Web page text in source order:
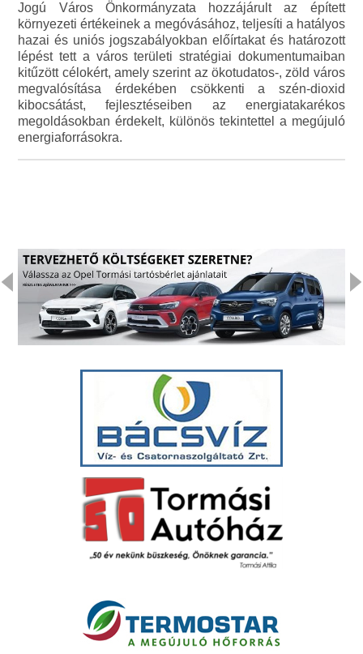
Jogú Város Önkormányzata hozzájárult az épített
környezeti értékeinek a megóvásához, teljesíti a hatályos
hazai és uniós jogszabályokban előírtakat és határozott
lépést tett a város területi stratégiai dokumentumaiban
kitűzött célokért, amely szerint az ökotudatos-, zöld város
megvalósítása érdekében csökkenti a szén-dioxid
kibocsátást, fejlesztéseiben az energiatakarékos
megoldásokban érdekelt, különös tekintettel a megújuló
energiaforrásokra.